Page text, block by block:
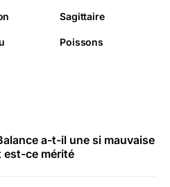
Sagittaire
Poissons
a-t-il une si mauvaise
est-ce mérité